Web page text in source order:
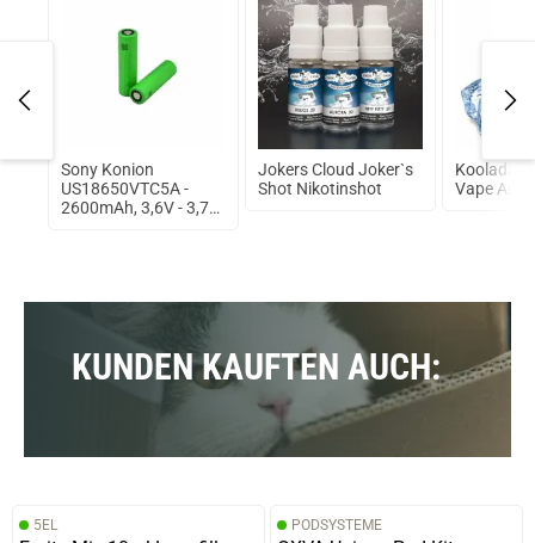
Sony Konion
US18650VTC5A -
2600mAh, 3,6V - 3,7V
Jokers Cloud Joker`s
Shot Nikotinshot
Koolada -
Vape
KUNDEN KAUFTEN AUCH:
5EL PODSYSTEME